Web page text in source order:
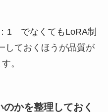
1 でなくてもLoRA制
しておくほうが品質が
。
かを整理しておく